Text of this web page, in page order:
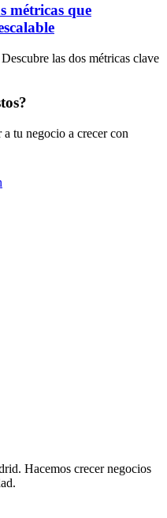
métricas que
las dos métricas clave
tu negocio a crecer con
Hacemos crecer negocios